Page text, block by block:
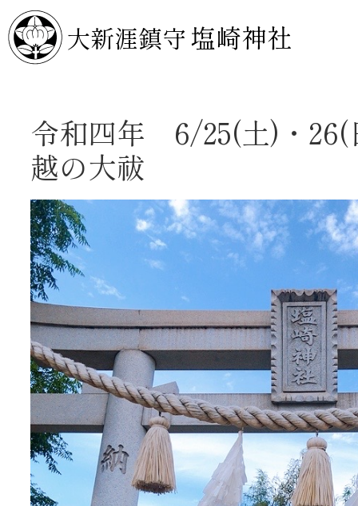
大新涯鎮守塩崎神社
令和四年 6/25(土)・26(
越の大祓